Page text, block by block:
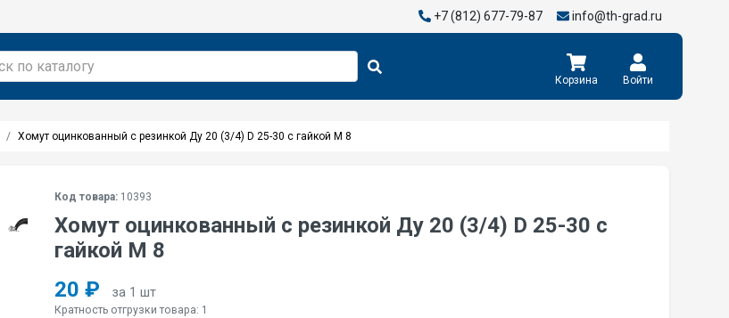
+7 (812) 677-79-87 info@th-grad.ru
Корзина Войти
Хомут оцинкованный с резинкой Ду 20 (3/4) D 25-30 с гайкой M 8
Код товара:10393
Хомут оцинкованный с резинкой Ду 20 (3/4) D 25-30 с
гайкой M 8
20 ₽
за 1 шт
Кратность отгрузки товара: 1